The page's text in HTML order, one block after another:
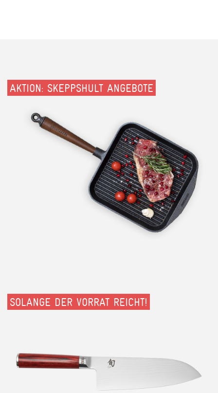
AKTION: SKEPPSHULT ANGEBOTE
SOLANGE DER VORRAT REICHT!